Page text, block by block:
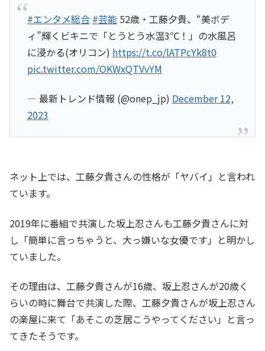
#エンタメ総合 #芸能52歳・工藤夕貴、“美ボデ
ィ”輝くビキニで「とうとう水温3℃！」の水風呂
に浸かる(オリコン) https://t.co/lATPcYk8t0
pic.twitter.com/OKWxQTVvYM
— 最新トレンド情報 (@onep_jp) December 12,
2023
ネット上では、工藤夕貴さんの性格が「ヤバイ」と言われ
ています。
2019年に番組で共演した坂上忍さんも工藤夕貴さんに対
し「簡単に言っちゃうと、大っ嫌いな女優です」と明かし
ていました。
その理由は、工藤夕貴さんが16歳、坂上忍さんが20歳く
らいの時に舞台で共演した際、工藤夕貴さんが坂上忍さん
の楽屋に来て「あそこの芝居こうやってください」と言っ
てきたそうです。